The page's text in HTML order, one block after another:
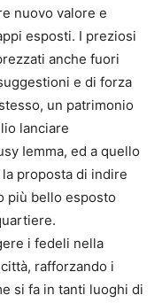
nuovo valore e
esposti. I preziosi
anche fuori
e di forza
un patrimonio
lanciare
Iemma, ed a quello
proposta di indire
più bello esposto
i fedeli nella
rafforzando i
si fa in tanti luoghi di